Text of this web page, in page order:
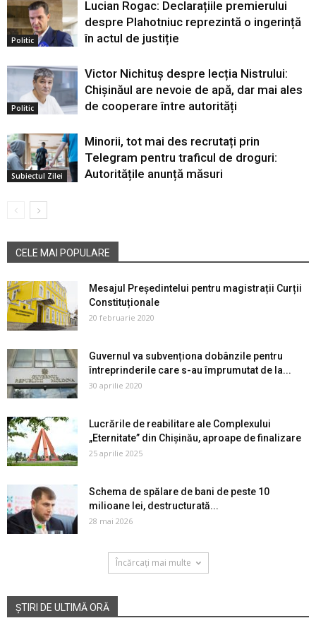
Politic
Lucian Rogac: Declarațiile premierului
despre Plahotniuc reprezintă o ingerință
în actul de justiție
Politic
Victor Nichituș despre lecția Nistrului:
Chișinăul are nevoie de apă, dar mai ales
de cooperare între autorități
Subiectul Zilei
Minorii, tot mai des recrutați prin
Telegram pentru traficul de droguri:
Autoritățile anunță măsuri
CELE MAI POPULARE
Mesajul Președintelui pentru magistrații Curții
Constituționale
20 februarie 2020
Guvernul va subvenționa dobânzile pentru
întreprinderile care s-au împrumutat de la...
30 aprilie 2020
Lucrările de reabilitare ale Complexului
„Eternitate” din Chișinău, aproape de finalizare
25 aprilie 2025
Schema de spălare de bani de peste 10
milioane lei, destructurată...
28 mai 2026
Încărcați mai multe
ȘTIRI DE ULTIMĂ ORĂ